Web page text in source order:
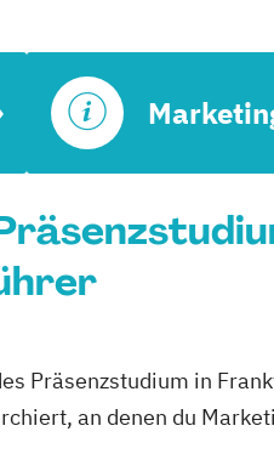
Präsenzstudium in
an denen du